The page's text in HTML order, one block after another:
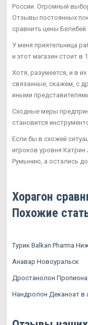
России. Огромный
Отзывы постоянных
сравнить цены
У меня приятельница
и этот магазин стоит в
Хотя, разумеется, и в
связанные, скажем, с
иными
Сходные меры
становится
Если бы в схожей
игроков уровня Катрин
Румынию, а остались
Хорагон
Похожие
Турик Balkan Pharma
Анавар Новоуральск
Дростанолон
Нандролон Деканоат в